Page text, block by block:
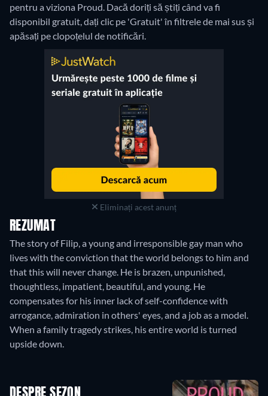
pentru a viziona Proud. Dacă doriți să știți când va fi
disponibil gratuit, dați clic pe 'Gratuit' în filtrele de mai sus și
apăsați pe clopoțelul de notificări.
Eliminați acest anunț
REZUMAT
The story of Filip, a young and irresponsible gay man who
lives with the conviction that the world belongs to him and
that this will never change. He is brazen, unpunished,
thoughtless, impatient, beautiful, and young. He
compensates for his inner lack of self-confidence with
arrogance, admiration in others' eyes, and a job as a model.
When a family tragedy strikes, his entire world is turned
upside down.